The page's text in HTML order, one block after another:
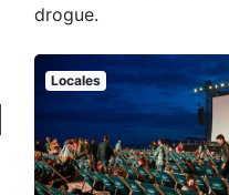
drogue.
Locales